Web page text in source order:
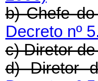
b) Chefe
Decreto nº
c) Diretor
d) Diretor